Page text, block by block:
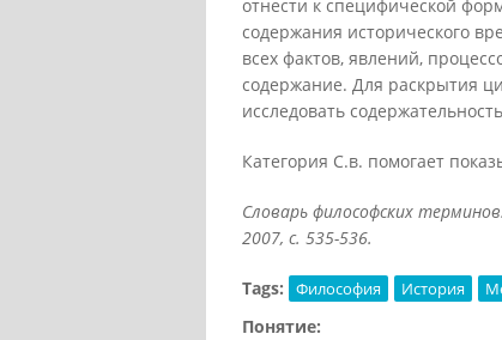
отнести к специфической
содержания исторического
всех фактов, явлений,
содержание. Для раскрытия
исследовать
Категория С.в. помогает
Словарь философских
2007, с. 535-536.
Tags: Философия История
Понятие: